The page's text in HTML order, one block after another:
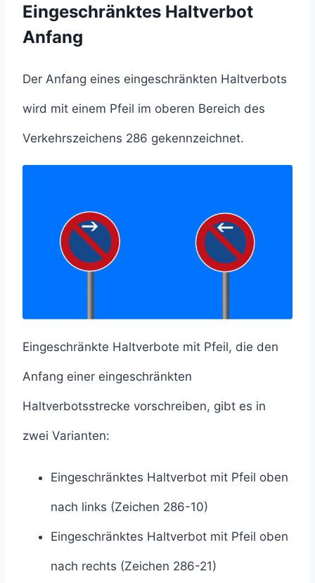
Eingeschränktes Haltverbot
Anfang
Der Anfang eines eingeschränkten Haltverbots
wird mit einem Pfeil im oberen Bereich des
Verkehrszeichens 286 gekennzeichnet.
Eingeschränkte Haltverbote mit Pfeil, die den
Anfang einer eingeschränkten
Haltverbotsstrecke vorschreiben, gibt es in
zwei Varianten:
Eingeschränktes Haltverbot mit Pfeil oben
nach links (Zeichen 286-10)
Eingeschränktes Haltverbot mit Pfeil oben
nach rechts (Zeichen 286-21)